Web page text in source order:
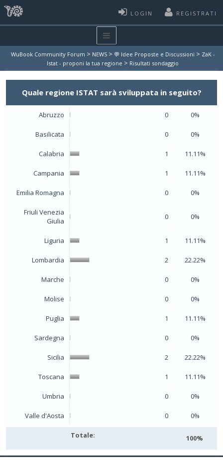
LOGIN REGISTRATI
WuBook Community Forum > NEWS > 💬 Idee Proposte e Discussioni > ZaK -
Istat - proponi la tua regione > Risultati sondaggio
Quale regione ISTAT sarà sviluppata in seguito?
Abruzzo 0 0%
Basilicata 0 0%
Calabria 1 11.11%
Campania 1 11.11%
Emilia Romagna 0 0%
Friuli Venezia
Giulia
0 0%
Liguria 1 11.11%
Lombardia 2 22.22%
Marche 0 0%
Molise 0 0%
Puglia 1 11.11%
Sardegna 0 0%
Sicilia 2 22.22%
Toscana 1 11.11%
Umbria 0 0%
Valle d'Aosta 0 0%
Totale: 100%